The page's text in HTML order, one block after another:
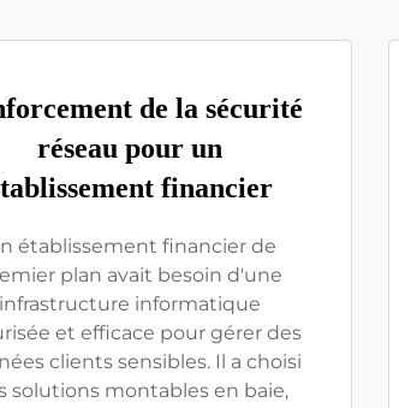
de la sécurité
réseau pour un
financier
établissement financier de
plan avait besoin d'une
infrastructure informatique
et efficace pour gérer des
clients sensibles. Il a choisi
solutions montables en baie,